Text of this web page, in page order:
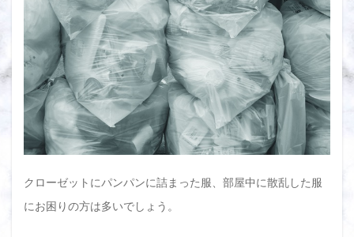
すれ
ばい
いか
わか
らな
い
2
服を
捨て
る場
れば
断捨
クローゼットにパンパンに詰まった服、部屋中に散乱した服
にお困りの方は多いでしょう。